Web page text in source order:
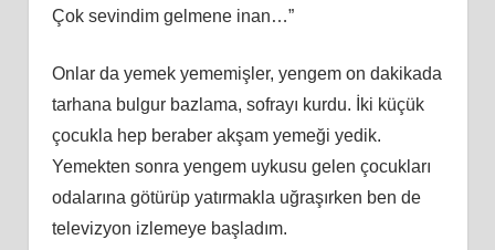
Çok sevindim gelmene inan…”
Onlar da yemek yememişler, yengem on dakikada
tarhana bulgur bazlama, sofrayı kurdu. İki küçük
çocukla hep beraber akşam yemeği yedik.
Yemekten sonra yengem uykusu gelen çocukları
odalarına götürüp yatırmakla uğraşırken ben de
televizyon izlemeye başladım.